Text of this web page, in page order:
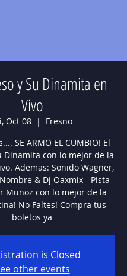
y Su Dinamita en
Vivo
Oct 08
  |
Fresno
SE ARMO EL CUMBIO! El
Dinamita con lo mejor de la
Ademas: Sonido Wagner,
& Dj Oaxmix - Pista
Munoz con lo mejor de la
No Faltes! Compra tus
boletos ya
is Closed
other events